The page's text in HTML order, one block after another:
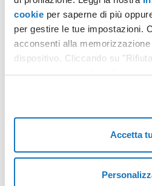
cookie per saperne di più
per gestire le tue impostazioni.
acconsenti alla
dispositivo. Cliccando su
memorizzazione dei soli cookie
Accetta
PEC
bando di concorso rivolto a
suddivisi per ambito territoriale,
specifico
Leggi